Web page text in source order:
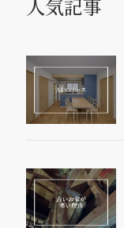
人気記事